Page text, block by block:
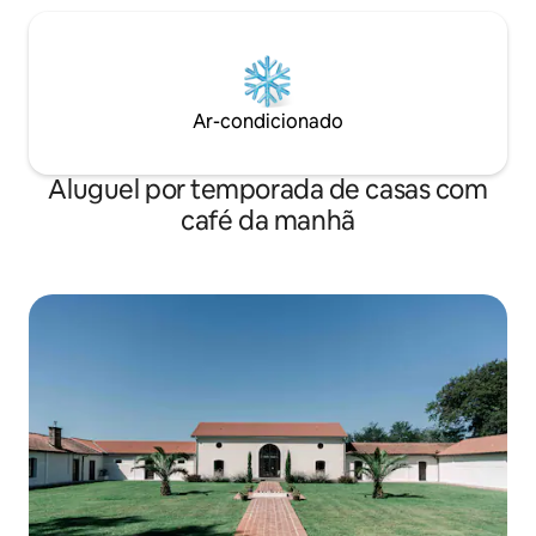
Ar-condicionado
Aluguel por temporada de casas com
café da manhã